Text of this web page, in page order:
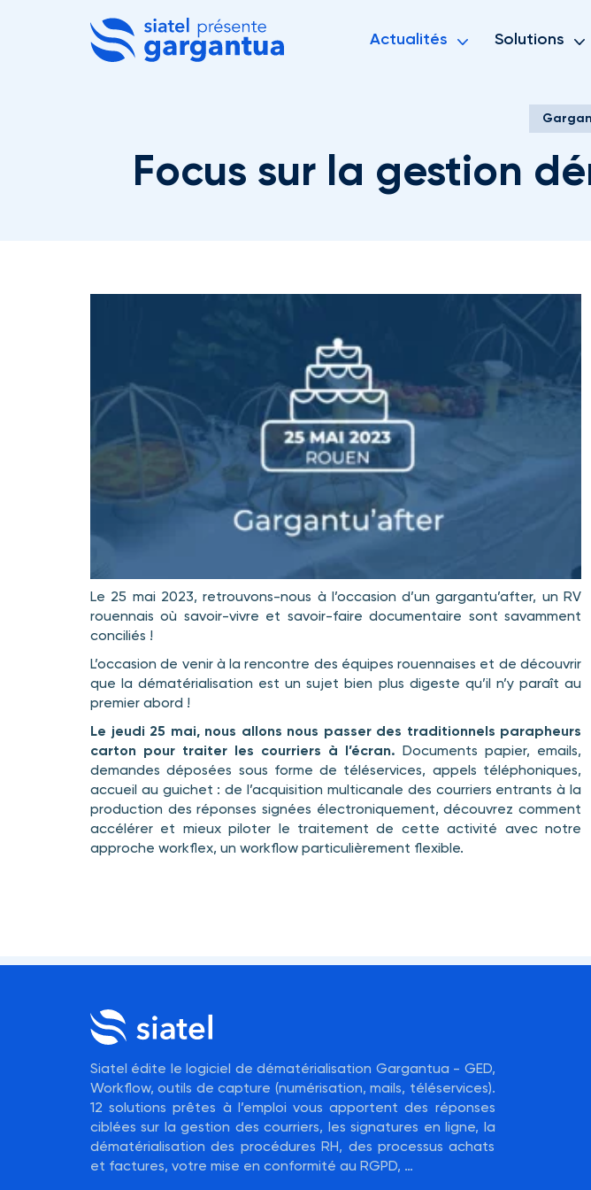
Actualités Solutions
Focus sur la gestion
Le 25 mai 2023, retrouvons-nous à l’occasion d’un gargantu’after, un RV
rouennais où savoir-vivre et savoir-faire documentaire sont savamment
conciliés !
L’occasion de venir à la rencontre des équipes rouennaises et de découvrir
que la dématérialisation est un sujet bien plus digeste qu’il n’y paraît au
premier abord !
Le jeudi 25 mai, nous allons nous passer des traditionnels parapheurs
carton pour traiter les courriers à l’écran.
Documents papier, emails,
demandes déposées sous forme de téléservices, appels téléphoniques,
accueil au guichet : de l’acquisition multicanale des courriers entrants à la
production des réponses signées électroniquement, découvrez comment
accélérer et mieux piloter le traitement de cette activité avec notre
approche workflex, un workflow particulièrement flexible.
Siatel édite le logiciel de dématérialisation Gargantua - GED,
Workflow, outils de capture (numérisation, mails, téléservices).
12 solutions prêtes à l’emploi vous apportent des réponses
ciblées sur la gestion des courriers, les signatures en ligne, la
dématérialisation des procédures RH, des processus achats
et factures, votre mise en conformité au RGPD, …